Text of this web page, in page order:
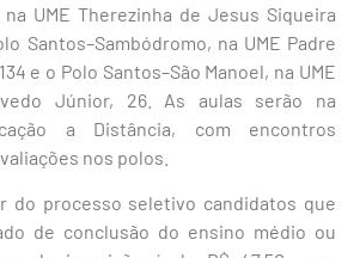
UME Therezinha de Jesus Siqueira
Santos–Sambódromo, na UME Padre
e o Polo Santos–São Manoel, na UME
Júnior, 26. As aulas serão na
a Distância, com encontros
nos polos.
do processo seletivo candidatos que
de conclusão do ensino médio ou